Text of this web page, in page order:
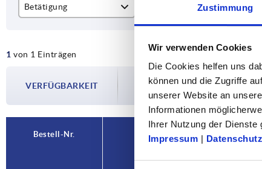
Zustimmung
Wir verwenden Cookies
Die Cookies helfen uns
können und die Zugriffe
unserer Website an
Informationen
Ihrer Nutzung der Dienste
Impressum | Datenschutz
Betätigung
1 von 1 Einträgen
VERFÜGBARKEIT
Die Verfügbarkeiten werden in
Im finalen Schritt vor Abschluss
Versanddatum.
Bestell-Nr.